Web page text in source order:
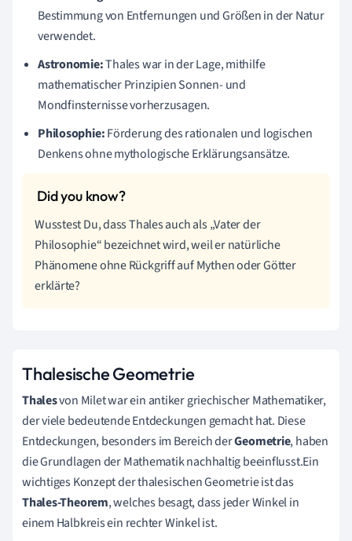
Bestimmung von Entfernungen und Größen in der Natur
verwendet.
Astronomie:Thales war in der Lage, mithilfe
mathematischer Prinzipien Sonnen- und
Mondfinsternisse vorherzusagen.
Philosophie:Förderung des rationalen und logischen
Denkens ohne mythologische Erklärungsansätze.
Wusstest Du, dass Thales auch als „Vater der
Philosophie“ bezeichnet wird, weil er natürliche
Phänomene ohne Rückgriff auf Mythen oder Götter
erklärte?
Thalesische Geometrie
Thalesvon Milet war ein antiker griechischer Mathematiker,
der viele bedeutende Entdeckungen gemacht hat. Diese
Entdeckungen, besonders im Bereich derGeometrie, haben
die Grundlagen der Mathematik nachhaltig beeinflusst.Ein
wichtiges Konzept der thalesischen Geometrie ist das
Thales-Theorem, welches besagt, dass jeder Winkel in
einem Halbkreis ein rechter Winkel ist.